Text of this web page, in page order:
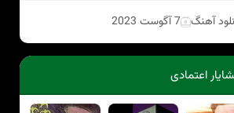
آهنگ 7 آگوست 2023
اعتمادی